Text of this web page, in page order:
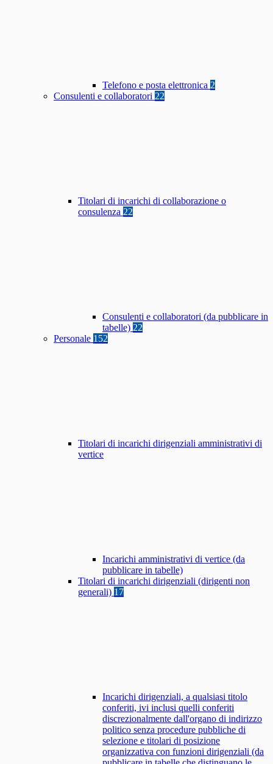
Telefono e posta elettronica 2
Consulenti e collaboratori 22
Titolari di incarichi di collaborazione o
consulenza 22
Consulenti e collaboratori (da pubblicare in
tabelle) 22
Personale 152
Titolari di incarichi dirigenziali amministrativi di
vertice
Incarichi amministrativi di vertice (da
pubblicare in tabelle)
Titolari di incarichi dirigenziali (dirigenti non
generali) 17
Incarichi dirigenziali, a qualsiasi titolo
conferiti, ivi inclusi quelli conferiti
discrezionalmente dall'organo di indirizzo
politico senza procedure pubbliche di
selezione e titolari di posizione
organizzativa con funzioni dirigenziali (da